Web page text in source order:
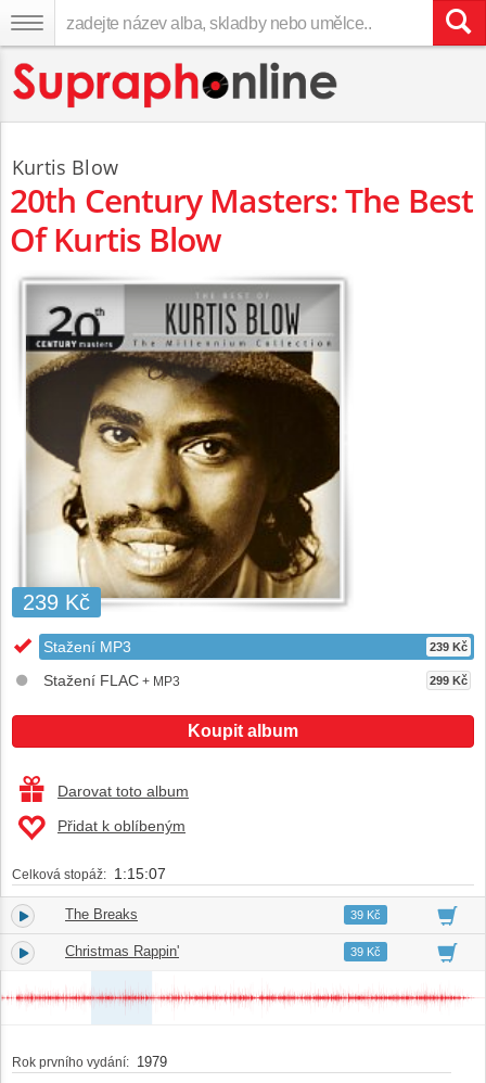
Kurtis Blow
20th Century Masters: The Best
Of Kurtis Blow
239 Kč
Stažení MP3 239 Kč
Stažení FLAC + MP3 299 Kč
Koupit album
Darovat toto album
Přidat k oblíbeným
Celková stopáž: 1:15:07
1. The Breaks 07:4639 Kč
2. Christmas Rappin' 03:5639 Kč
Rok prvního vydání: 1979